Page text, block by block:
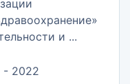
и ...
- 2022